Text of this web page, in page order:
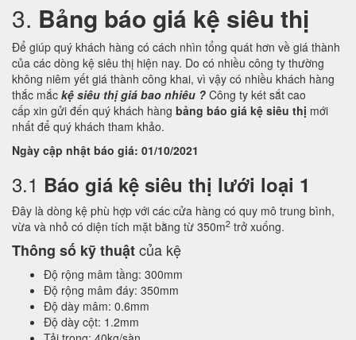
3. Bảng báo giá kệ siêu thị
Để giúp quý khách hàng có cách nhìn tổng quát hơn về giá thành
của các dòng kệ siêu thị hiện nay. Do có nhiều công ty thường
không niêm yết giá thành công khai, vì vậy có nhiều khách hàng
thắc mắc kệ siêu thị giá bao nhiêu ? Công ty két sắt cao
cấp xin gửi đến quý khách hàng bảng báo giá kệ siêu thị mới
nhất để quý khách tham khảo.
Ngày cập nhật báo giá: 01/10/2021
3.1 Báo giá kệ siêu thị lưới loại 1
Đây là dòng kệ phù hợp với các cửa hàng có quy mô trung bình,
vừa và nhỏ có diện tích mặt bằng từ 350m2 trở xuống.
Thông số kỹ thuậtcủa kệ
Độ rộng mâm tầng: 300mm
Độ rộng mâm đáy: 350mm
Độ dày mâm: 0.6mm
Độ dày cột: 1.2mm